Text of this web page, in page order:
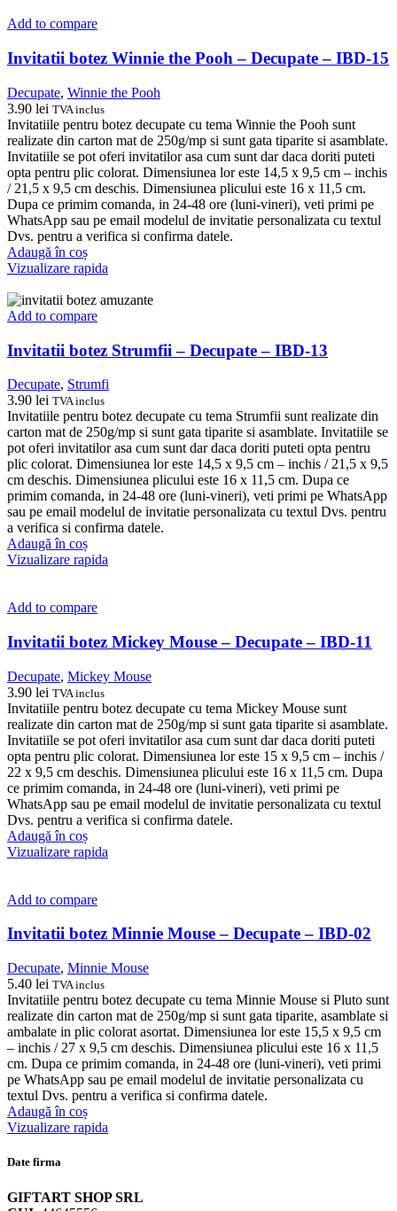
Add to compare
Invitatii botez Winnie the Pooh – Decupate – IBD-15
Decupate, Winnie the Pooh
3.90 lei TVA inclus
Invitatiile pentru botez decupate cu tema Winnie the Pooh sunt
realizate din carton mat de 250g/mp si sunt gata tiparite si asamblate.
Invitatiile se pot oferi invitatilor asa cum sunt dar daca doriti puteti
opta pentru plic colorat. Dimensiunea lor este 14,5 x 9,5 cm – inchis
/ 21,5 x 9,5 cm deschis. Dimensiunea plicului este 16 x 11,5 cm.
Dupa ce primim comanda, in 24-48 ore (luni-vineri), veti primi pe
WhatsApp sau pe email modelul de invitatie personalizata cu textul
Dvs. pentru a verifica si confirma datele.
Adaugă în coș
Vizualizare rapida
Add to compare
Invitatii botez Strumfii – Decupate – IBD-13
Decupate, Strumfi
3.90 lei TVA inclus
Invitatiile pentru botez decupate cu tema Strumfii sunt realizate din
carton mat de 250g/mp si sunt gata tiparite si asamblate. Invitatiile se
pot oferi invitatilor asa cum sunt dar daca doriti puteti opta pentru
plic colorat. Dimensiunea lor este 14,5 x 9,5 cm – inchis / 21,5 x 9,5
cm deschis. Dimensiunea plicului este 16 x 11,5 cm. Dupa ce
primim comanda, in 24-48 ore (luni-vineri), veti primi pe WhatsApp
sau pe email modelul de invitatie personalizata cu textul Dvs. pentru
a verifica si confirma datele.
Adaugă în coș
Vizualizare rapida
Add to compare
Invitatii botez Mickey Mouse – Decupate – IBD-11
Decupate, Mickey Mouse
3.90 lei TVA inclus
Invitatiile pentru botez decupate cu tema Mickey Mouse sunt
realizate din carton mat de 250g/mp si sunt gata tiparite si asamblate.
Invitatiile se pot oferi invitatilor asa cum sunt dar daca doriti puteti
opta pentru plic colorat. Dimensiunea lor este 15 x 9,5 cm – inchis /
22 x 9,5 cm deschis. Dimensiunea plicului este 16 x 11,5 cm. Dupa
ce primim comanda, in 24-48 ore (luni-vineri), veti primi pe
WhatsApp sau pe email modelul de invitatie personalizata cu textul
Dvs. pentru a verifica si confirma datele.
Adaugă în coș
Vizualizare rapida
Add to compare
Invitatii botez Minnie Mouse – Decupate – IBD-02
Decupate, Minnie Mouse
5.40 lei TVA inclus
Invitatiile pentru botez decupate cu tema Minnie Mouse si Pluto sunt
realizate din carton mat de 250g/mp si sunt gata tiparite, asamblate si
ambalate in plic colorat asortat. Dimensiunea lor este 15,5 x 9,5 cm
– inchis / 27 x 9,5 cm deschis. Dimensiunea plicului este 16 x 11,5
cm. Dupa ce primim comanda, in 24-48 ore (luni-vineri), veti primi
pe WhatsApp sau pe email modelul de invitatie personalizata cu
textul Dvs. pentru a verifica si confirma datele.
Adaugă în coș
Vizualizare rapida
Date firma
GIFTART SHOP SRL